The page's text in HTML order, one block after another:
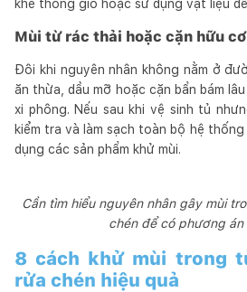
khe thông gió hoặc sử dụng vật liệu
Mùi từ rác thải hoặc cặn hữu cơ
Đôi khi nguyên nhân không nằm ở
ăn thừa, dầu mỡ hoặc cặn bẩn bám
xi phông. Nếu sau khi vệ sinh tủ
kiểm tra và làm sạch toàn bộ hệ
dụng các sản phẩm khử mùi.
Cần tìm hiểu nguyên nhân gây mùi
chén để có phương
8 cách khử mùi trong
rửa chén hiệu quả